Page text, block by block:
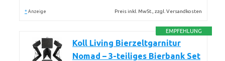
* Anzeige Preis inkl. MwSt., zzgl. Versandkosten
EMPFEHLUNG
Koll Living Bierzeltgarnitur
Nomad – 3-teiliges Bierbank Set